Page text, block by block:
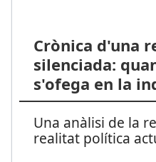
Crònica d'una
silenciada:
s'ofega en la
Una anàlisi de la
realitat política